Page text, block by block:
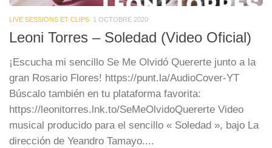
LIVE SESSIONS ET CLIPS 1 OCTOBRE 2020
Leoni Torres – Soledad (Video Oficial)
¡Escucha mi sencillo Se Me Olvidó Quererte junto a la
gran Rosario Flores! https://punt.la/AudioCover-YT
Búscalo también en tu plataforma favorita:
https://leonitorres.lnk.to/SeMeOlvidoQuererte Video
musical producido para el sencillo « Soledad », bajo La
dirección de Yeandro Tamayo....